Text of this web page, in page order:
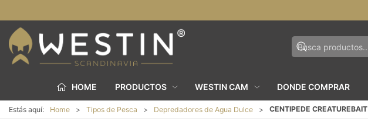
HOME PRODUCTOS WESTIN CAM DONDE COMPRAR
Estás aquí: Home Tipos de Pesca Depredadores de Agua Dulce CENTIPEDE CREATUREBAIT